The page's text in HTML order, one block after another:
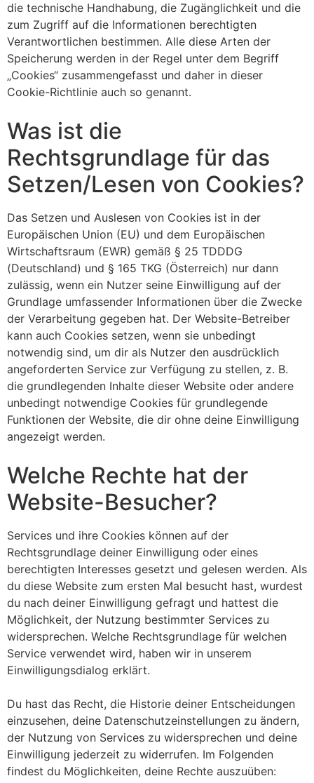
die technische Handhabung, die Zugänglichkeit und die
zum Zugriff auf die Informationen berechtigten
Verantwortlichen bestimmen. Alle diese Arten der
Speicherung werden in der Regel unter dem Begriff
„Cookies“ zusammengefasst und daher in dieser
Cookie-Richtlinie auch so genannt.
Was ist die
Rechtsgrundlage für das
Setzen/Lesen von Cookies?
Das Setzen und Auslesen von Cookies ist in der
Europäischen Union (EU) und dem Europäischen
Wirtschaftsraum (EWR) gemäß § 25 TDDDG
(Deutschland) und § 165 TKG (Österreich) nur dann
zulässig, wenn ein Nutzer seine Einwilligung auf der
Grundlage umfassender Informationen über die Zwecke
der Verarbeitung gegeben hat. Der Website-Betreiber
kann auch Cookies setzen, wenn sie unbedingt
notwendig sind, um dir als Nutzer den ausdrücklich
angeforderten Service zur Verfügung zu stellen, z. B.
die grundlegenden Inhalte dieser Website oder andere
unbedingt notwendige Cookies für grundlegende
Funktionen der Website, die dir ohne deine Einwilligung
angezeigt werden.
Welche Rechte hat der
Website-Besucher?
Services und ihre Cookies können auf der
Rechtsgrundlage deiner Einwilligung oder eines
berechtigten Interesses gesetzt und gelesen werden. Als
du diese Website zum ersten Mal besucht hast, wurdest
du nach deiner Einwilligung gefragt und hattest die
Möglichkeit, der Nutzung bestimmter Services zu
widersprechen. Welche Rechtsgrundlage für welchen
Service verwendet wird, haben wir in unserem
Einwilligungsdialog erklärt.
Du hast das Recht, die Historie deiner Entscheidungen
einzusehen, deine Datenschutzeinstellungen zu ändern,
der Nutzung von Services zu widersprechen und deine
Einwilligung jederzeit zu widerrufen. Im Folgenden
findest du Möglichkeiten, deine Rechte auszuüben: